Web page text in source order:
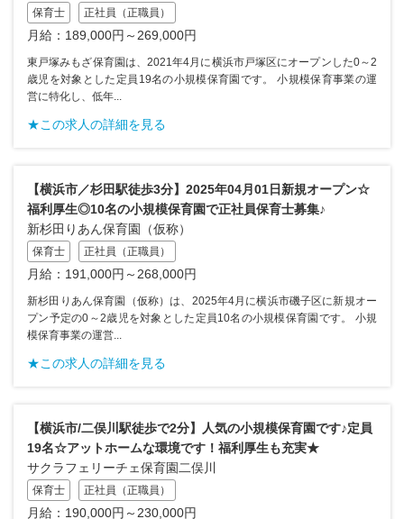
保育士 正社員（正職員）
月給：189,000円～269,000円
東戸塚みもざ保育園は、2021年4月に横浜市戸塚区にオープンした0～2
歳児を対象とした定員19名の小規模保育園です。 小規模保育事業の運
営に特化し、低年...
★この求人の詳細を見る
【横浜市／杉田駅徒歩3分】2025年04月01日新規オープン☆
福利厚生◎10名の小規模保育園で正社員保育士募集♪
新杉田りあん保育園（仮称）
保育士 正社員（正職員）
月給：191,000円～268,000円
新杉田りあん保育園（仮称）は、2025年4月に横浜市磯子区に新規オー
プン予定の0～2歳児を対象とした定員10名の小規模保育園です。 小規
模保育事業の運営...
★この求人の詳細を見る
【横浜市/二俣川駅徒歩で2分】人気の小規模保育園です♪定員
19名☆アットホームな環境です！福利厚生も充実★
サクラフェリーチェ保育園二俣川
保育士 正社員（正職員）
月給：190,000円～230,000円